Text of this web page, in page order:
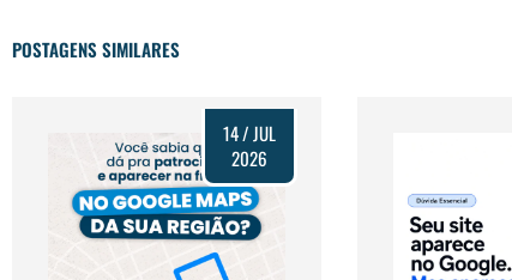
POSTAGENS SIMILARES
14 / JUL
2026